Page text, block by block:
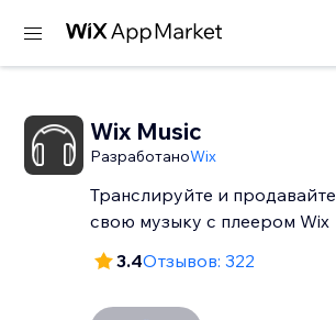
Wix Music
РазработаноWix
Транслируйте и продавайте
свою музыку с плеером Wix
3.4Отзывов: 322